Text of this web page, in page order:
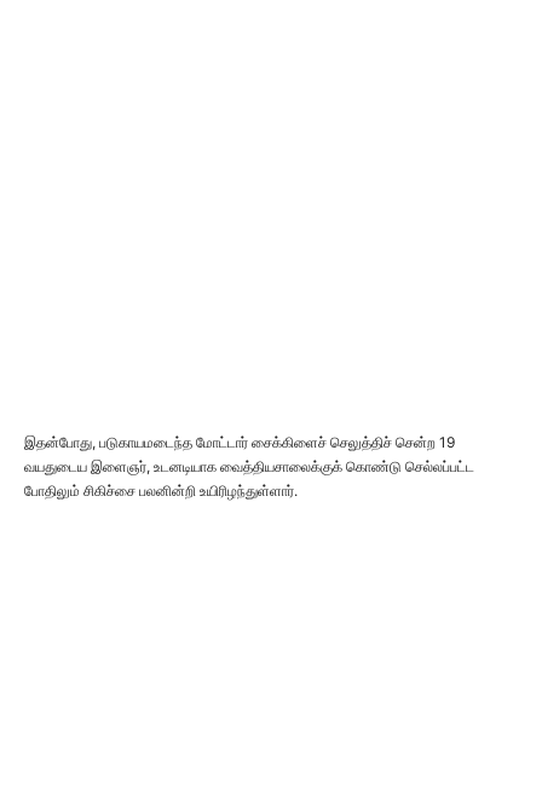
இதன்போது, படுகாயமடைந்த மோட்டார் சைக்கிளைச் செலுத்திச் சென்ற 19
வயதுடைய இளைஞர், உடனடியாக வைத்தியசாலைக்குக் கொண்டு செல்லப்பட்ட
போதிலும் சிகிச்சை பலனின்றி உயிரிழந்துள்ளார்.